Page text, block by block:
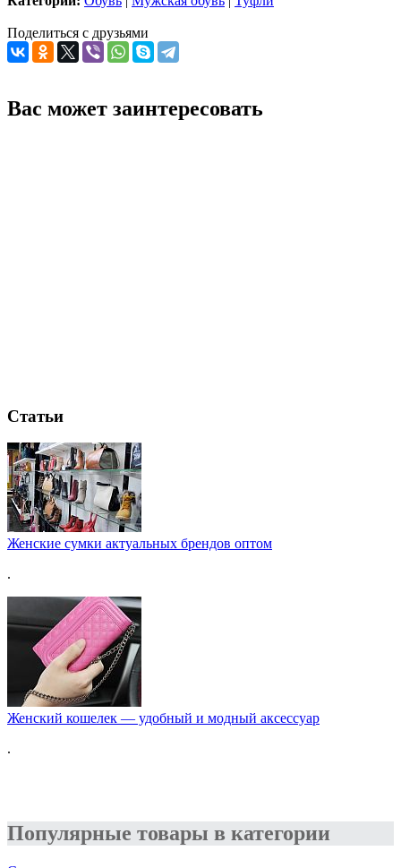
Поделиться с друзьями
Вас может заинтересовать
Статьи
Женские сумки актуальных брендов оптом
.
Женский кошелек — удобный и модный аксессуар
.
Популярные товары в категории